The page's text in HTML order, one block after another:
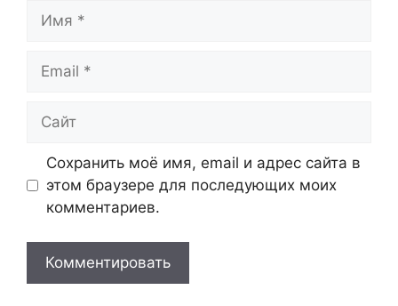
Имя
Email
Сайт
Сохранить моё имя, email и адрес сайта в
этом браузере для последующих моих
комментариев.